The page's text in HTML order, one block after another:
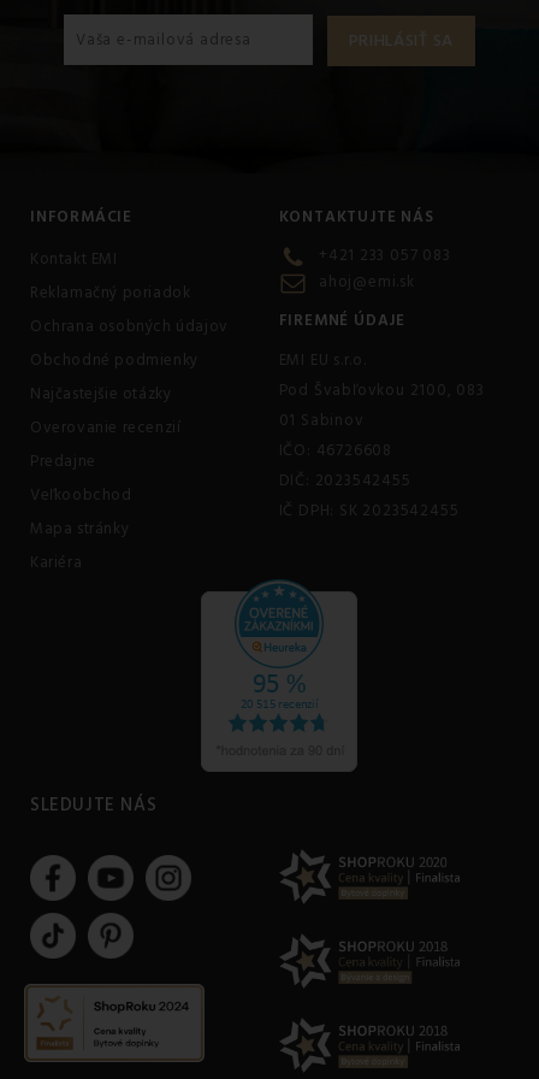
INFORMÁCIE
Kontakt EMI
Reklamačný poriadok
Ochrana osobných údajov
Obchodné podmienky
Najčastejšie otázky
Overovanie recenzií
Predajne
Veľkoobchod
Mapa stránky
Kariéra
KONTAKTUJTE NÁS
+421 233 057 083
ahoj@emi.sk
FIREMNÉ ÚDAJE
EMI EU s.r.o.
Pod Švabľovkou 2100, 083
01 Sabinov
IČO: 46726608
DIČ: 2023542455
IČ DPH: SK 2023542455
SLEDUJTE NÁS